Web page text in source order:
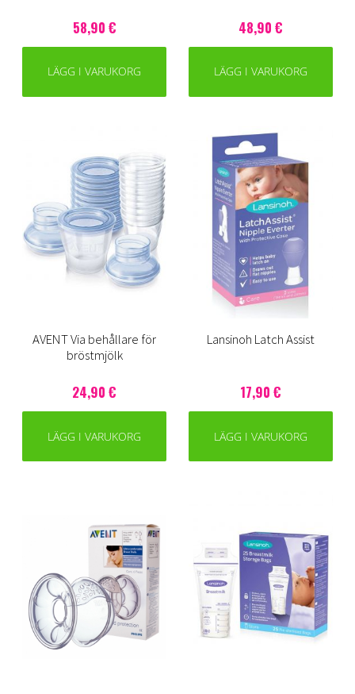
58,90 €
LÄGG I VARUKORG
48,90 €
LÄGG I VARUKORG
AVENT Via behållare för
bröstmjölk
24,90 €
LÄGG I VARUKORG
Lansinoh Latch Assist
17,90 €
LÄGG I VARUKORG